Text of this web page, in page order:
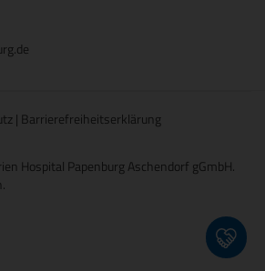
| Barrierefreiheitserklärung
Hospital Papenburg Aschendorf gGmbH.